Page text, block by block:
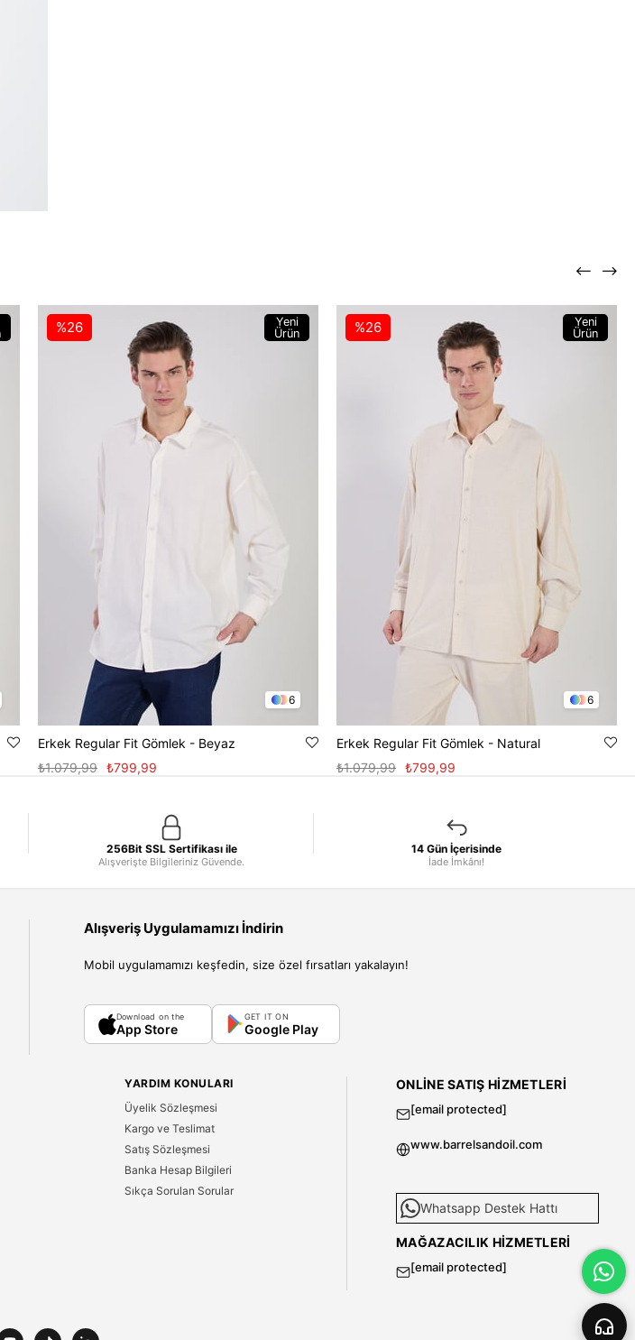
6
Erkek Regular Fit Gömlek - Beyaz
₺799,99
₺1.079,99
%26
Yeni
Ürün
6
Erkek Regular Fit Gömlek - Natural
₺799,99
₺1.079,99
%26
Yeni
Ürün
256Bit SSL Sertifikası ile
Alışverişte Bilgileriniz Güvende.
14 Gün İçerisinde
İade İmkânı!
Alışveriş Uygulamamızı İndirin
Mobil uygulamamızı keşfedin, size özel fırsatları yakalayın!
Download on the
App Store
GET IT ON
Google Play
YARDIM KONULARI
Üyelik Sözleşmesi
Kargo ve Teslimat
Satış Sözleşmesi
Banka Hesap Bilgileri
Sıkça Sorulan Sorular
ONLINE SATIŞ HIZMETLERI
[email protected]
www.barrelsandoil.com
Whatsapp Destek Hattı
MAĞAZACILIK HIZMETLERI
[email protected]